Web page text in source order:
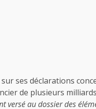
ses déclarations
de plusieurs
versé au dossier des